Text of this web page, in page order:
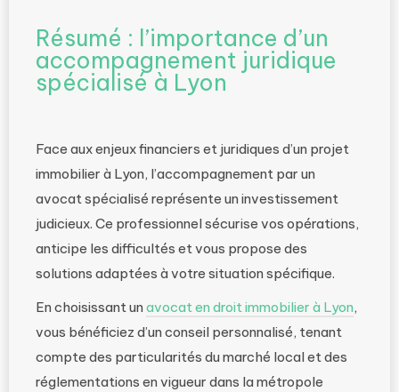
Résumé : l’importance d’un
accompagnement juridique
spécialisé à Lyon
Face aux enjeux financiers et juridiques d’un projet
immobilier à Lyon, l’accompagnement par un
avocat spécialisé représente un investissement
judicieux. Ce professionnel sécurise vos opérations,
anticipe les difficultés et vous propose des
solutions adaptées à votre situation spécifique.
En choisissant un avocat en droit immobilier à Lyon,
vous bénéficiez d’un conseil personnalisé, tenant
compte des particularités du marché local et des
réglementations en vigueur dans la métropole